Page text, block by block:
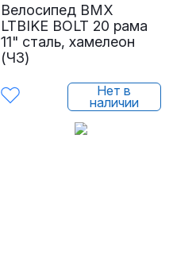
Велосипед BMX
LTBIKE BOLT 20 рама
11" сталь, хамелеон
(ЧЗ)
Нет в
наличии